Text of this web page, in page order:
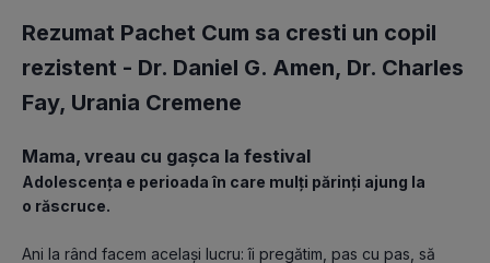
Rezumat Pachet Cum sa cresti un copil
rezistent - Dr. Daniel G. Amen, Dr. Charles
Fay, Urania Cremene
Mama, vreau cu gașca la festival
Adolescența e perioada în care mulți părinți ajung la
o răscruce.
Ani la rând facem același lucru: îi pregătim, pas cu pas, să